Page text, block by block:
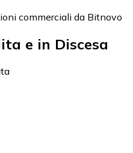
commerciali da Bitnovo
e in Discesa